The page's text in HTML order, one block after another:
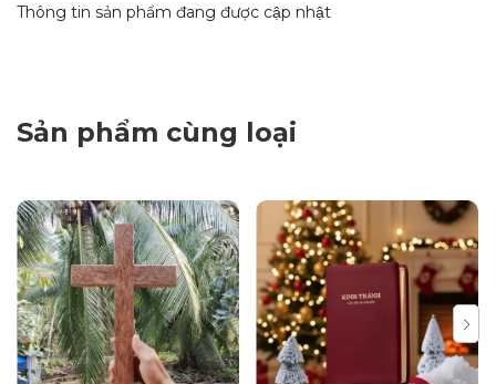
Thông tin sản phẩm đang được cập nhật
Sản phẩm cùng loại